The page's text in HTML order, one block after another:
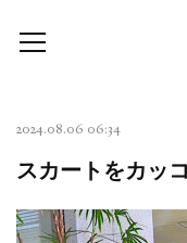
2024.08.06 06:34
スカートをカッ